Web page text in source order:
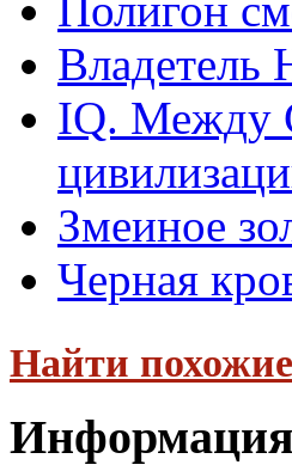
Полигон
Владетель
IQ. Между
Змеиное
Черная
Найти
Информация